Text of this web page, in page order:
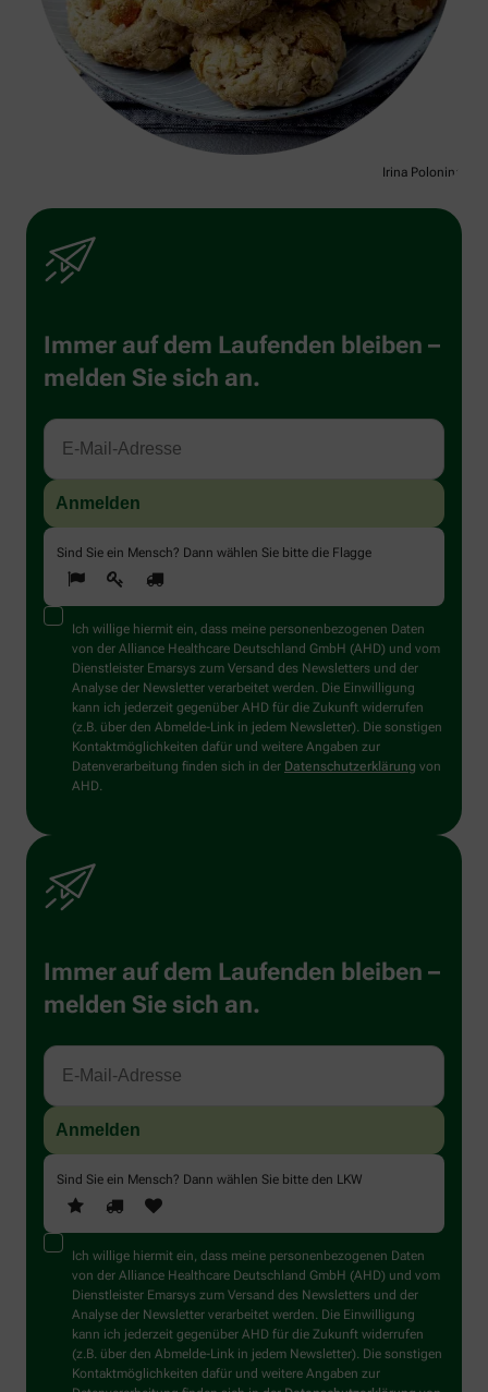
Irina Polonina
Immer auf dem Laufenden bleiben –
melden Sie sich an.
Sind Sie ein Mensch? Dann wählen Sie bitte die Flagge
Ich willige hiermit ein, dass meine personenbezogenen Daten
von der Alliance Healthcare Deutschland GmbH (AHD) und vom
Dienstleister Emarsys zum Versand des Newsletters und der
Analyse der Newsletter verarbeitet werden. Die Einwilligung
kann ich jederzeit gegenüber AHD für die Zukunft widerrufen
(z.B. über den Abmelde-Link in jedem Newsletter). Die sonstigen
Kontaktmöglichkeiten dafür und weitere Angaben zur
Datenverarbeitung finden sich in der Datenschutzerklärung von
AHD.
Immer auf dem Laufenden bleiben –
melden Sie sich an.
Sind Sie ein Mensch? Dann wählen Sie bitte den LKW
Ich willige hiermit ein, dass meine personenbezogenen Daten
von der Alliance Healthcare Deutschland GmbH (AHD) und vom
Dienstleister Emarsys zum Versand des Newsletters und der
Analyse der Newsletter verarbeitet werden. Die Einwilligung
kann ich jederzeit gegenüber AHD für die Zukunft widerrufen
(z.B. über den Abmelde-Link in jedem Newsletter). Die sonstigen
Kontaktmöglichkeiten dafür und weitere Angaben zur